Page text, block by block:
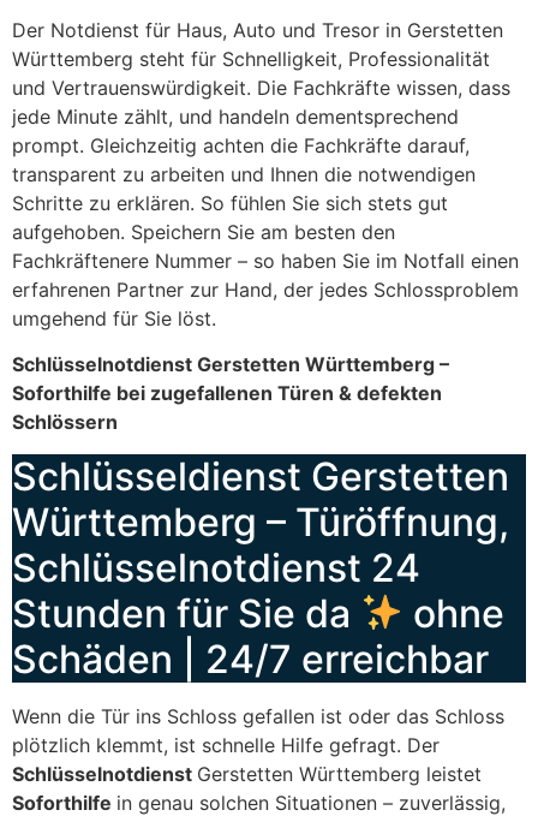
Der Notdienst für Haus, Auto und Tresor in Gerstetten
Württemberg steht für Schnelligkeit, Professionalität
und Vertrauenswürdigkeit. Die Fachkräfte wissen, dass
jede Minute zählt, und handeln dementsprechend
prompt. Gleichzeitig achten die Fachkräfte darauf,
transparent zu arbeiten und Ihnen die notwendigen
Schritte zu erklären. So fühlen Sie sich stets gut
aufgehoben. Speichern Sie am besten den
Fachkräftenere Nummer – so haben Sie im Notfall einen
erfahrenen Partner zur Hand, der jedes Schlossproblem
umgehend für Sie löst.
Schlüsselnotdienst Gerstetten Württemberg –
Soforthilfe bei zugefallenen Türen & defekten
Schlössern
Schlüsseldienst Gerstetten
Württemberg – Türöffnung,
Schlüsselnotdienst 24
Stunden für Sie da
ohne
Schäden | 24/7 erreichbar
Wenn die Tür ins Schloss gefallen ist oder das Schloss
plötzlich klemmt, ist schnelle Hilfe gefragt. Der
Schlüsselnotdienst Gerstetten Württemberg leistet
Soforthilfe in genau solchen Situationen – zuverlässig,